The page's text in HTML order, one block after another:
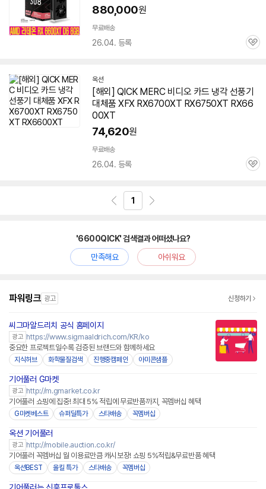
이
880,000원
무료배송
26.04. 등록
관
옥션
[해외] QICK MERC 비디오 카드 냉각 선풍기
대체품 XFX RX6700XT RX6750XT RX66
00XT
74,620원
무료배송
26.04. 등록
관
1
'6600QICK' 검색결과 어떠셨나요?
만족해요
아쉬워요
파워링크 광고 신청하기
씨그마알드리치 공식 홈페이지
광고 https://www.sigmaaldrich.com/KR/ko
중요한 프로젝트일수록 검증된 브랜드와 함께하세요
지식허브 화학물질검색 진행중캠페인 아미콘샘플
기어풀러 G마켓
광고 http://m.gmarket.co.kr
기어풀러 쇼핑에 집중! 최대 5% 적립에 무료반품까지, 꼭멤버십 혜택
G마켓베스트 슈퍼딜특가 스타배송 꼭멤버십
옥션 기어풀러
광고 http://mobile.auction.co.kr/
기어풀러 꼭멤버십 월 이용료만큼 캐시보장! 쇼핑 5%적립&무료반품 혜택
옥션BEST 올킬 특가 스타배송 꼭멤버십